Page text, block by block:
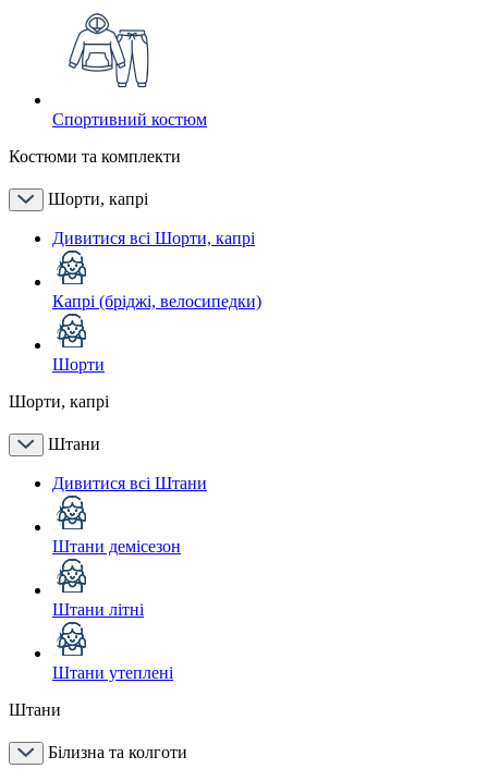
Спортивний костюм
Костюми та комплекти
Шорти, капрі
Дивитися всі Шорти, капрі
Капрі (бріджі, велосипедки)
Шорти
Шорти, капрі
Штани
Дивитися всі Штани
Штани демісезон
Штани літні
Штани утеплені
Штани
Білизна та колготи